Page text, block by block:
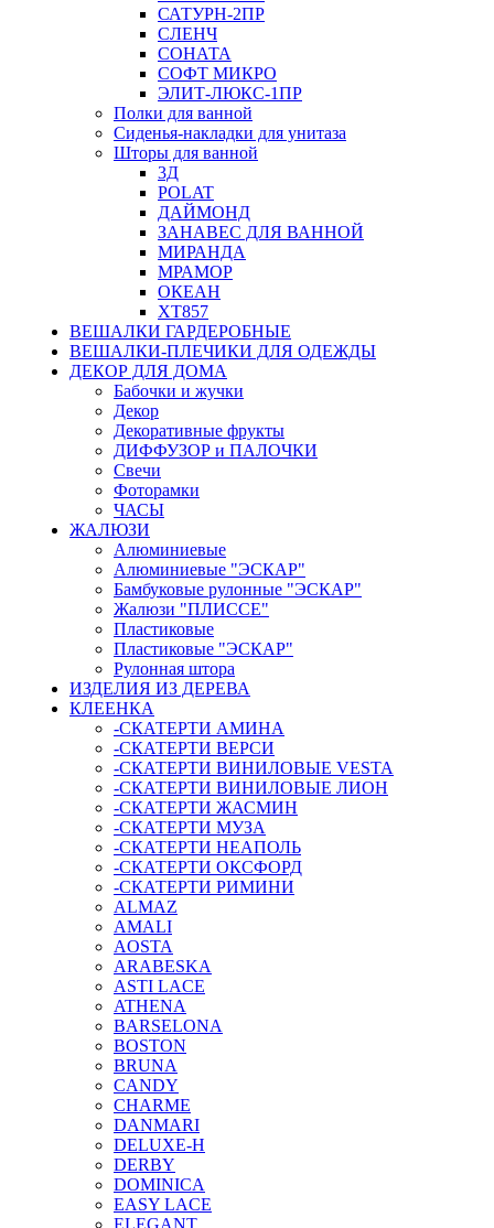
САТУРН-2ПР
СЛЕНЧ
СОНАТА
СОФТ МИКРО
ЭЛИТ-ЛЮКС-1ПР
Полки для ванной
Сиденья-накладки для унитаза
Шторы для ванной
3Д
POLAT
ДАЙМОНД
ЗАНАВЕС ДЛЯ ВАННОЙ
МИРАНДА
МРАМОР
ОКЕАН
ХТ857
ВЕШАЛКИ ГАРДЕРОБНЫЕ
ВЕШАЛКИ-ПЛЕЧИКИ ДЛЯ ОДЕЖДЫ
ДЕКОР ДЛЯ ДОМА
Бабочки и жучки
Декор
Декоративные фрукты
ДИФФУЗОР и ПАЛОЧКИ
Свечи
Фоторамки
ЧАСЫ
ЖАЛЮЗИ
Алюминиевые
Алюминиевые "ЭСКАР"
Бамбуковые рулонные "ЭСКАР"
Жалюзи "ПЛИССЕ"
Пластиковые
Пластиковые "ЭСКАР"
Рулонная штора
ИЗДЕЛИЯ ИЗ ДЕРЕВА
КЛЕЕНКА
-СКАТЕРТИ АМИНА
-СКАТЕРТИ ВЕРСИ
-СКАТЕРТИ ВИНИЛОВЫЕ VESTA
-СКАТЕРТИ ВИНИЛОВЫЕ ЛИОН
-СКАТЕРТИ ЖАСМИН
-СКАТЕРТИ МУЗА
-СКАТЕРТИ НЕАПОЛЬ
-СКАТЕРТИ ОКСФОРД
-СКАТЕРТИ РИМИНИ
ALMAZ
AMALI
AOSTA
ARABESKA
ASTI LACE
ATHENA
BARSELONA
BOSTON
BRUNA
CANDY
CHARME
DANMARI
DELUXE-H
DERBY
DOMINICA
EASY LACE
ELEGANT